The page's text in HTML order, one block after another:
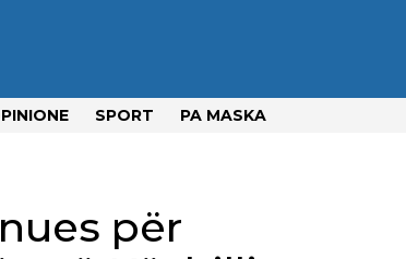
SPORT PA MASKA
për